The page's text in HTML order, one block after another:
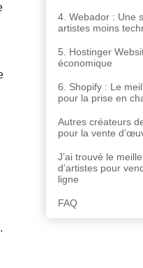
4. Webador : Une
artistes moins
5. Hostinger
économique
6. Shopify : Le
pour la prise en
Autres créateurs
pour la vente
J’ai trouvé le
d’artistes pour
ligne
FAQ